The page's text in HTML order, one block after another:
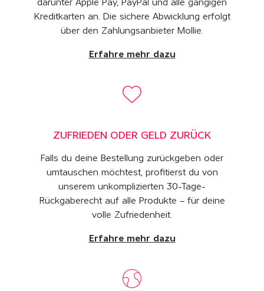
darunter Apple Pay, PayPal und alle gängigen
Kreditkarten an. Die sichere Abwicklung erfolgt
über den Zahlungsanbieter Mollie.
Erfahre mehr dazu
ZUFRIEDEN ODER GELD ZURÜCK
Falls du deine Bestellung zurückgeben oder
umtauschen möchtest, profitierst du von
unserem unkomplizierten 30-Tage-
Rückgaberecht auf alle Produkte – für deine
volle Zufriedenheit.
Erfahre mehr dazu